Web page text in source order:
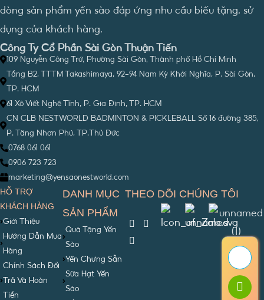
dòng sản phẩm yến sào đáp ứng nhu cầu biếu tặng, sử
dụng của khách hàng.
Công Ty Cổ Phần Sài Gòn Thuận Tiến
109 Nguyễn Công Trứ, Phường Sài Gòn, Thành phố Hồ Chí Minh
Tầng B2, TTTM Takashimaya, 92-94 Nam Kỳ Khởi Nghĩa, P. Sài Gòn,
TP. HCM
61 Xô Viết Nghệ Tĩnh, P. Gia Định, TP. HCM
CN CLB NESTWORLD BADMINTON & PICKLEBALL Số 16 đường 385,
P. Tăng Nhơn Phú, TP.Thủ Đức
0768 061 061
0906 723 723
marketing@yensaonestworld.com
HỖ TRỢ
KHÁCH HÀNG
Giới Thiệu
Hướng Dẫn Mua
Hàng
Chính Sách Đổi
Trả Và Hoàn
Tiền
DANH MỤC
SẢN PHẨM
Quà Tặng Yến
Sào
Yến Chưng Sẵn
Sữa Hạt Yến
Sào
THEO DÕI CHÚNG TÔI